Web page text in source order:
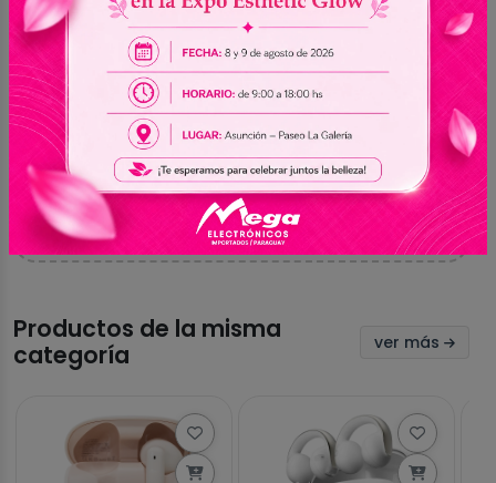
Aún no hay valoraciones
Sé el primero en compartir tu experiencia con
este producto
Productos de la misma
categoría
ver más